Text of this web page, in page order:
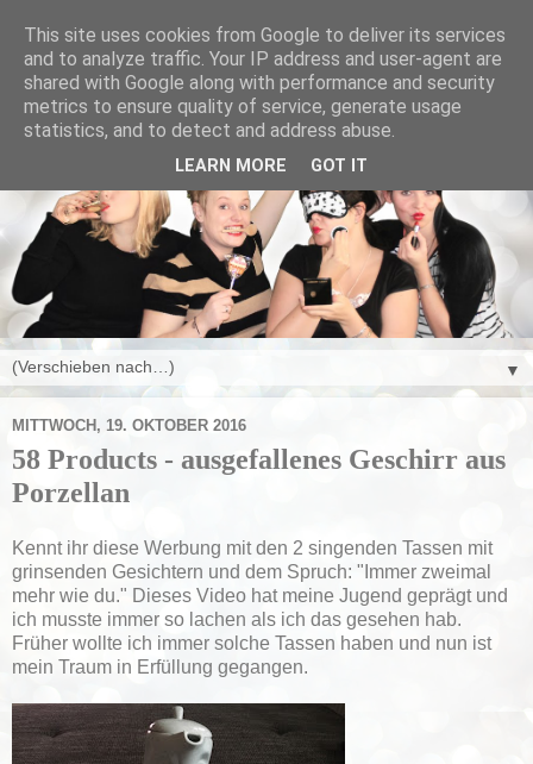
▼
MITTWOCH, 19. OKTOBER 2016
58 Products - ausgefallenes Geschirr aus
Porzellan
Kennt ihr diese Werbung mit den 2 singenden Tassen mit
grinsenden Gesichtern und dem Spruch: "Immer zweimal
mehr wie du." Dieses Video hat meine Jugend geprägt und
ich musste immer so lachen als ich das gesehen hab.
Früher wollte ich immer solche Tassen haben und nun ist
mein Traum in Erfüllung gegangen.
This site uses cookies from Google to deliver its services
and to analyze traffic. Your IP address and user-agent are
shared with Google along with performance and security
metrics to ensure quality of service, generate usage
statistics, and to detect and address abuse.
LEARN MORE GOT IT